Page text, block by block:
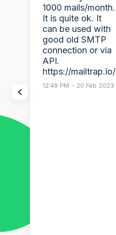
1000 mails/month.
It is quite ok. It
can be used with
good old SMTP
connection or via
API.
https://mailtrap.io/
12:49 PM – 20 Feb 2023